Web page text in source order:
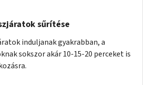
negyed utat megspórolva 10-15
utazási idejét.sűrítése
induljanak gyakrabban, a
sokszor akár 10-15-20 perceket is